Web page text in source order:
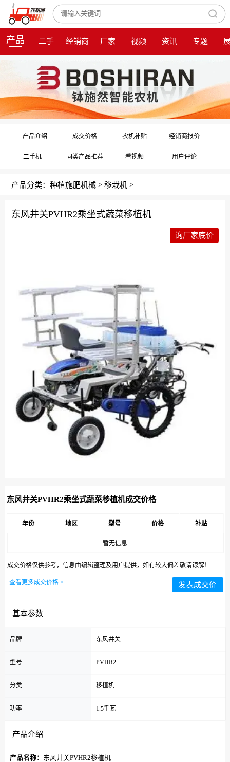
产品 二手 经销商 厂家 视频 资讯 专题
产品介绍 成交价格 农机补贴 经销商报价
二手机 同类产品推荐 看视频 用户评论
产品分类： 种植施肥机械 > 移栽机 >
东风井关PVHR2乘坐式蔬菜移植机
询厂家底价
东风井关PVHR2乘坐式蔬菜移植机成交价格
年份 地区 型号 价格 补贴
暂无信息
成交价格仅供参考，信息由编辑整理及用户提供，如有较大偏差敬请谅解！
查看更多成交价格 > 发表成交价
基本参数
品牌 东风井关
型号 PVHR2
分类 移植机
功率 1.5千瓦
产品介绍
产品名称： 东风井关PVHR2移植机